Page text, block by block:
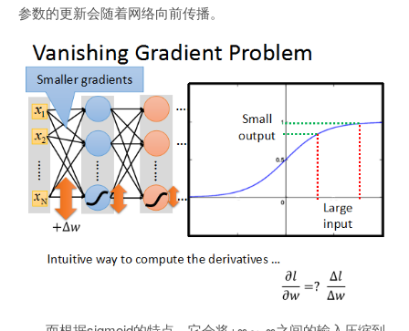
参数的更新会随着网络向前传播。